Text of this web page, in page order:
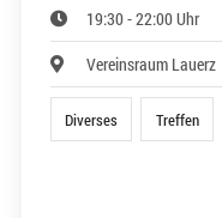
19:30 - 22:00 Uhr
Vereinsraum Lauerz
Diverses Treffen